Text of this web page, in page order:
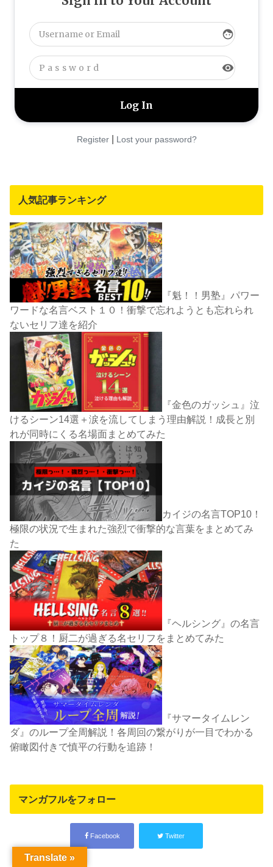
face
visibility
Register| Lost your password?
人気記事ランキング
『魁！！男塾』パワー
ワードな名言ベスト１０！衝撃で忘れようとも忘れられ
ないセリフ達を紹介
『金色のガッシュ』泣
けるシーン14選＋涙を流してしまう理由解説！成長と別
れが同時にくる名場面まとめてみた
カイジの名言TOP10！
極限の状況で生まれた強烈で衝撃的な言葉をまとめてみ
た
『ヘルシング』の名言
トップ８！厨二が過ぎる名セリフをまとめてみた
『サマータイムレン
ダ』のループ全周解説！各周回の繋がりが一目でわかる
俯瞰図付きで慎平の行動を追跡！
マンガフルをフォロー
Facebook Twitter
Translate »